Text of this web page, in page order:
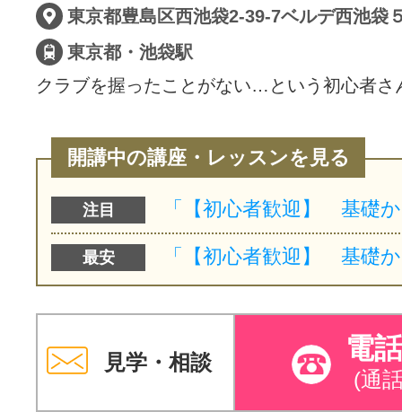
東京都豊島区西池袋2-39-7ベルデ西池袋
東京都・池袋駅
クラブを握ったことがない…という初心者さ
開講中の講座・レッスンを見る
注目
最安
見学・相談 電
(通